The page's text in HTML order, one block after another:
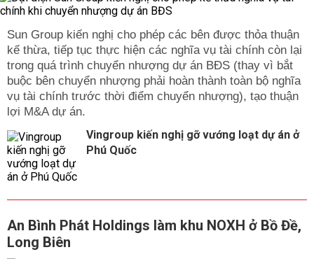
Sun Group kiến nghị cho phép các bên được thỏa thuận
kế thừa, tiếp tục thực hiện các nghĩa vụ tài chính còn lại
trong quá trình chuyển nhượng dự án BĐS (thay vì bắt
buộc bên chuyển nhượng phải hoàn thành toàn bộ nghĩa
vụ tài chính trước thời điểm chuyển nhượng), tạo thuận
lợi M&A dự án.
Vingroup kiến nghị gỡ vướng loạt dự án ở
Phú Quốc
An Bình Phát Holdings làm khu NOXH ở Bồ Đề,
Long Biên